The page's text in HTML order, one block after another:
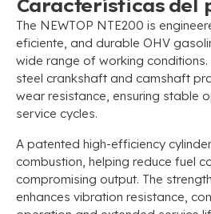
Características del
The NEWTOP NTE200 is
eficiente, and durable OHV
wide range of working conditions.
steel crankshaft and camshaft
wear resistance, ensuring stable
service cycles.
A patented high-efficiency
combustion, helping reduce fuel
compromising output. The
enhances vibration resistance,